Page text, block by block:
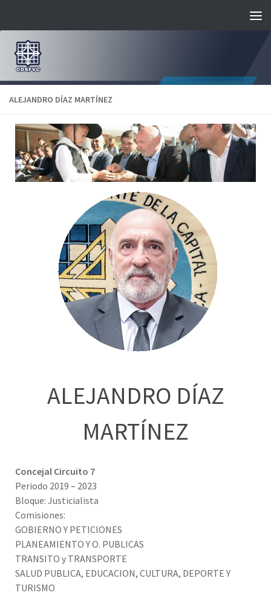
ALEJANDRO DÍAZ MARTÍNEZ
ALEJANDRO DÍAZ
MARTÍNEZ
Concejal Circuito 7
Periodo 2019 – 2023
Bloque: Justicialista
Comisiones:
GOBIERNO Y PETICIONES
PLANEAMIENTO Y O. PUBLICAS
TRANSITO y TRANSPORTE
SALUD PUBLICA, EDUCACION, CULTURA, DEPORTE Y
TURISMO